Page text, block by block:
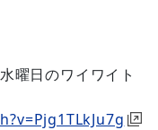
曜日のワイワイト